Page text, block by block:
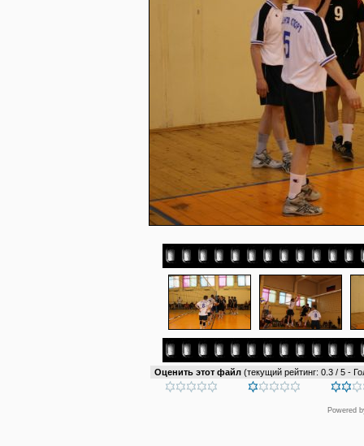
Оценить этот файл (текущий рейтинг: 0.3 / 5 -
Powered